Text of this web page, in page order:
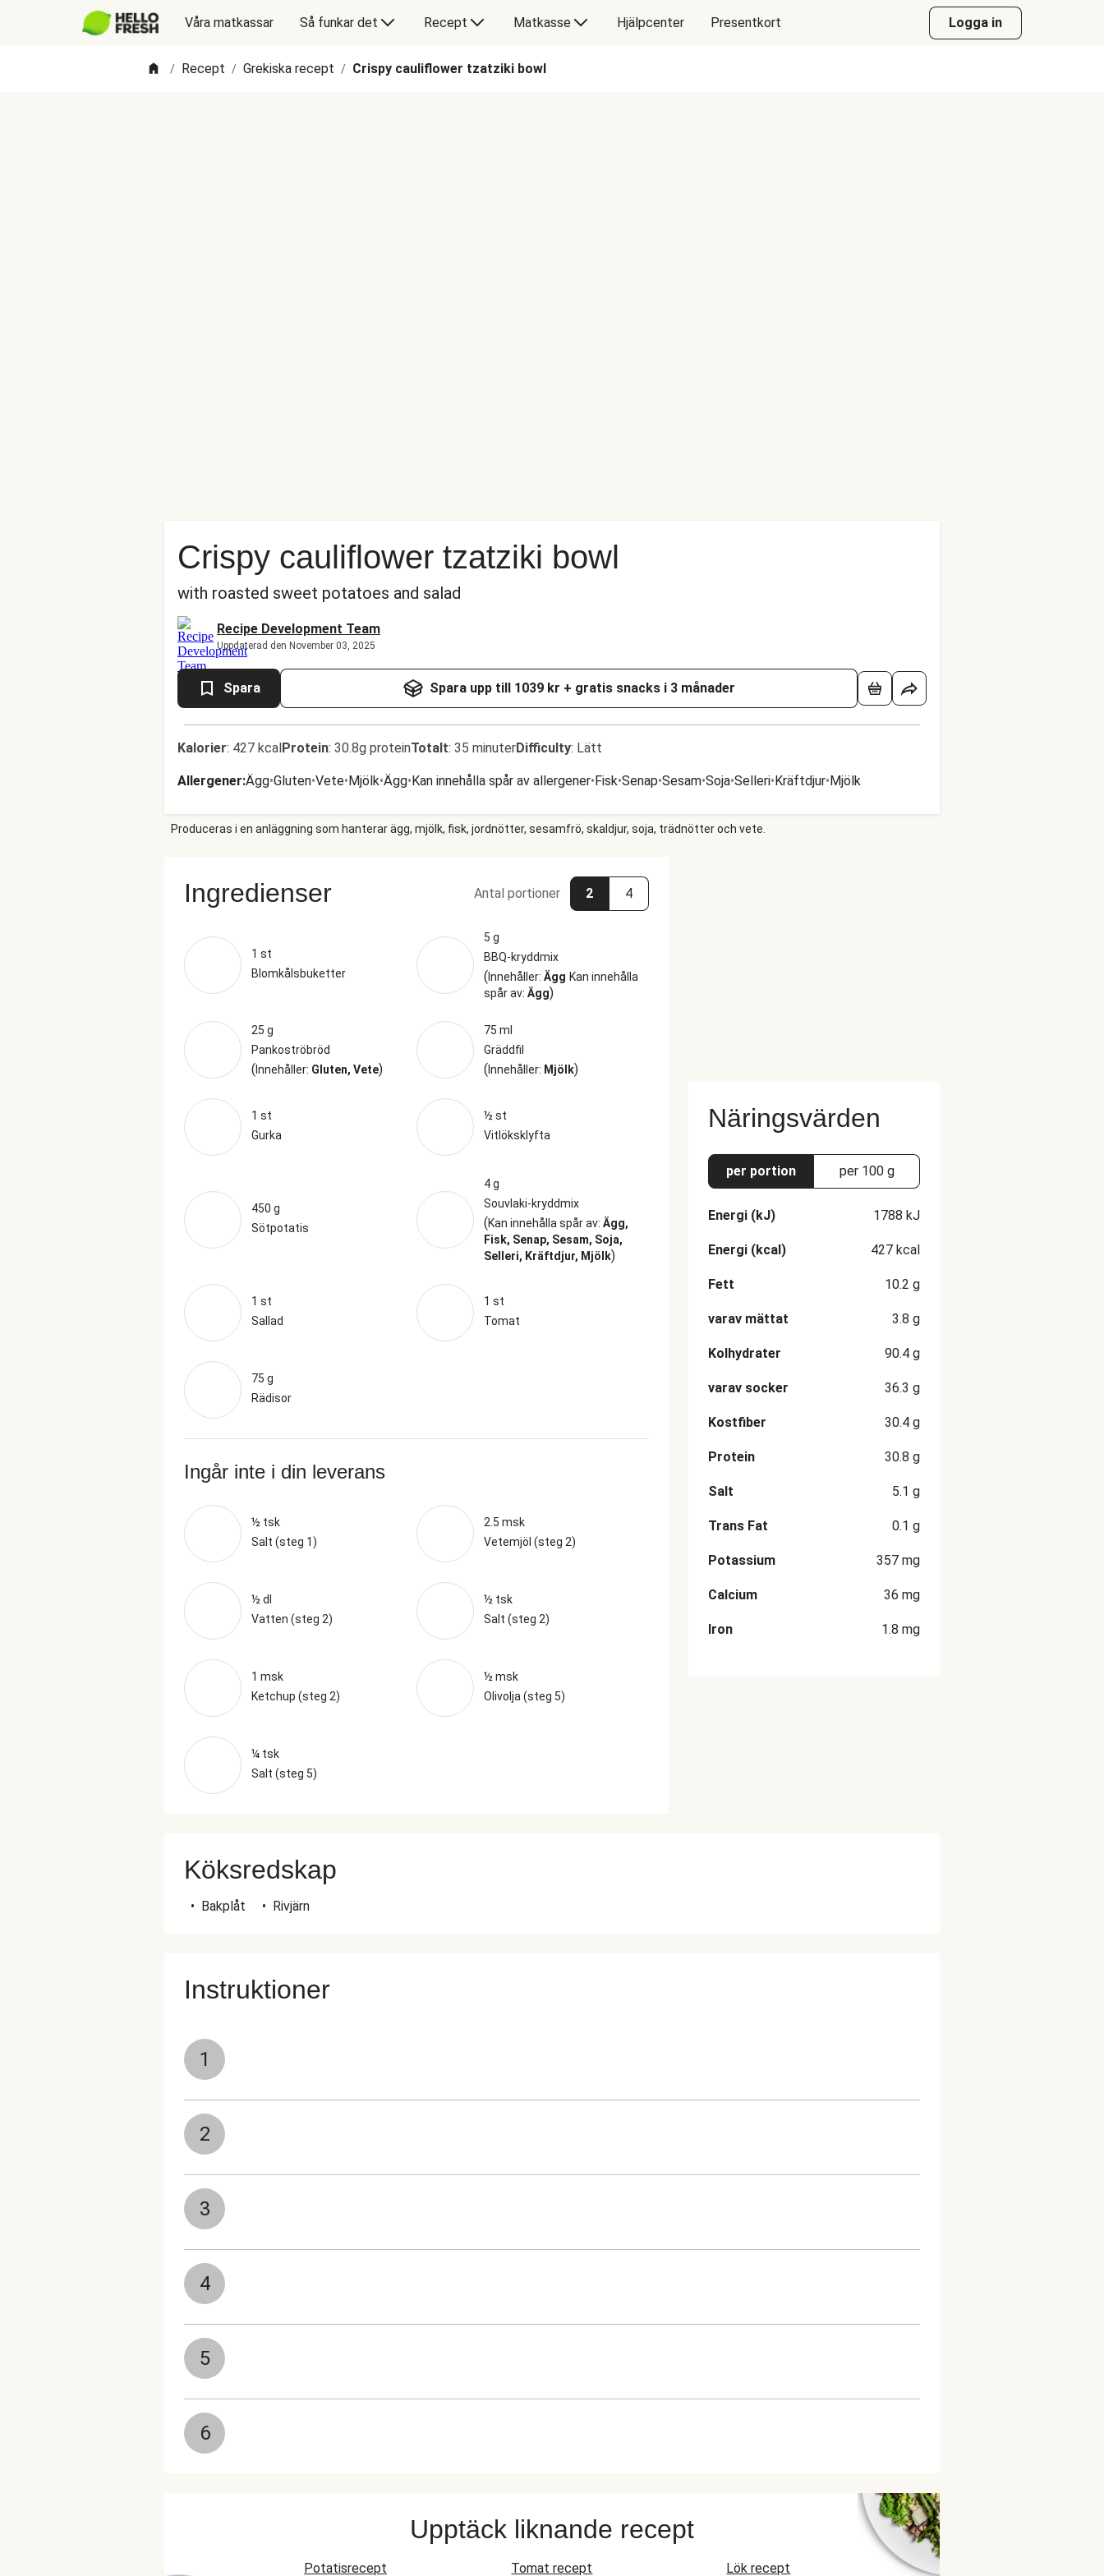
Våra matkassar Så funkar det Recept Matkasse Hjälpcenter Presentkort Logga in
/ Recept / Grekiska recept / Crispy cauliflower tzatziki bowl
Crispy cauliflower tzatziki bowl
with roasted sweet potatoes and salad
Recipe Development Team
Uppdaterad den November 03, 2025
Spara Spara upp till 1039 kr + gratis snacks i 3 månader
Kalorier: 427 kcalProtein: 30.8g proteinTotalt: 35 minuterDifficulty: Lätt
Allergener:Ägg•Gluten•Vete•Mjölk•Ägg•Kan innehålla spår av allergener•Fisk•Senap•Sesam•Soja•Selleri•Kräftdjur•Mjölk
Produceras i en anläggning som hanterar ägg, mjölk, fisk, jordnötter, sesamfrö, skaldjur, soja, trädnötter och vete.
Ingredienser Antal portioner 2 4
1 st
Blomkålsbuketter
5 g
BBQ-kryddmix
(Innehåller: Ägg Kan innehålla
spår av: Ägg)
25 g
Pankoströbröd
(Innehåller: Gluten, Vete)
75 ml
Gräddfil
(Innehåller: Mjölk)
1 st
Gurka
½ st
Vitlöksklyfta
450 g
Sötpotatis
4 g
Souvlaki-kryddmix
(Kan innehålla spår av: Ägg,
Fisk, Senap, Sesam, Soja,
Selleri, Kräftdjur, Mjölk)
1 st
Sallad
1 st
Tomat
75 g
Rädisor
Ingår inte i din leverans
½ tsk
Salt (steg 1)
2.5 msk
Vetemjöl (steg 2)
½ dl
Vatten (steg 2)
½ tsk
Salt (steg 2)
1 msk
Ketchup (steg 2)
½ msk
Olivolja (steg 5)
¼ tsk
Salt (steg 5)
Näringsvärden
per portion per 100 g
Energi (kJ) 1788 kJ
Energi (kcal) 427 kcal
Fett 10.2 g
varav mättat 3.8 g
Kolhydrater 90.4 g
varav socker 36.3 g
Kostfiber 30.4 g
Protein 30.8 g
Salt 5.1 g
Trans Fat 0.1 g
Potassium 357 mg
Calcium 36 mg
Iron 1.8 mg
Köksredskap
• Bakplåt • Rivjärn
Instruktioner
1
2
3
4
5
6
Upptäck liknande recept
Potatisrecept Tomat recept Lök recept